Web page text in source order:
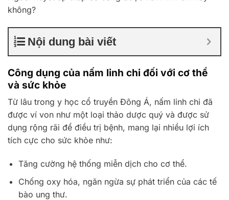
không?
Nội dung bài viết
Công dụng của nấm linh chi đối với cơ thể
và sức khỏe
Từ lâu trong y học cổ truyền Đông Á, nấm linh chi đã
được ví von như một loại thảo dược quý và được sử
dụng rộng rãi để điều trị bệnh, mang lại nhiều lợi ích
tích cực cho sức khỏe như:
Tăng cường hệ thống miễn dịch cho cơ thể.
Chống oxy hóa, ngăn ngừa sự phát triển của các tế
bào ung thư.